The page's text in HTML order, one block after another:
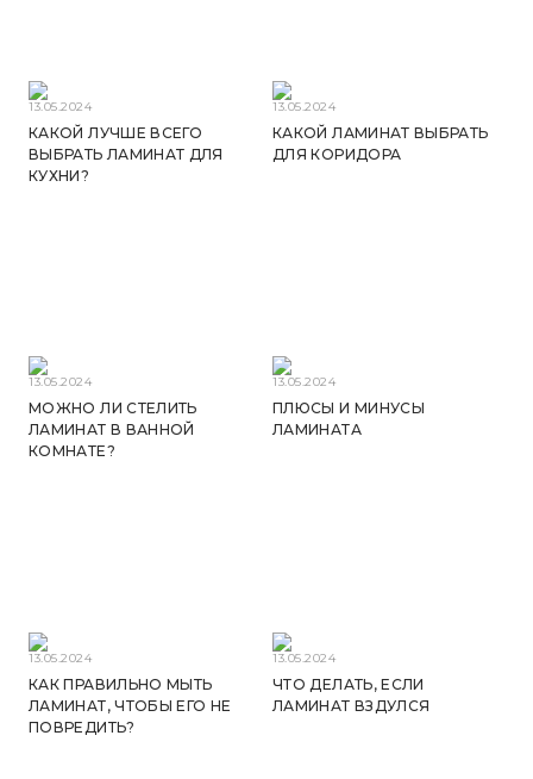
13.05.2024
КАКОЙ ЛУЧШЕ ВСЕГО
ВЫБРАТЬ ЛАМИНАТ ДЛЯ
КУХНИ?
13.05.2024
КАКОЙ ЛАМИНАТ ВЫБРАТЬ
ДЛЯ КОРИДОРА
13.05.2024
МОЖНО ЛИ СТЕЛИТЬ
ЛАМИНАТ В ВАННОЙ
КОМНАТЕ?
13.05.2024
ПЛЮСЫ И МИНУСЫ
ЛАМИНАТА
13.05.2024
КАК ПРАВИЛЬНО МЫТЬ
ЛАМИНАТ, ЧТОБЫ ЕГО НЕ
ПОВРЕДИТЬ?
13.05.2024
ЧТО ДЕЛАТЬ, ЕСЛИ
ЛАМИНАТ ВЗДУЛСЯ